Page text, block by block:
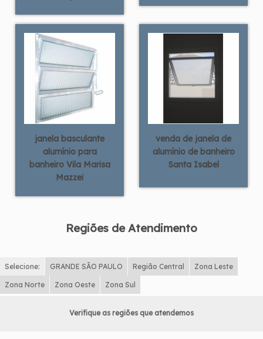
janela basculante
alumínio para
banheiro Vila Marisa
Mazzei
venda de janela de
alumínio de banheiro
Santa Isabel
Regiões de Atendimento
Selecione: GRANDE SÃO PAULO Região Central Zona Leste
Zona Norte Zona Oeste Zona Sul
Verifique as regiões que atendemos